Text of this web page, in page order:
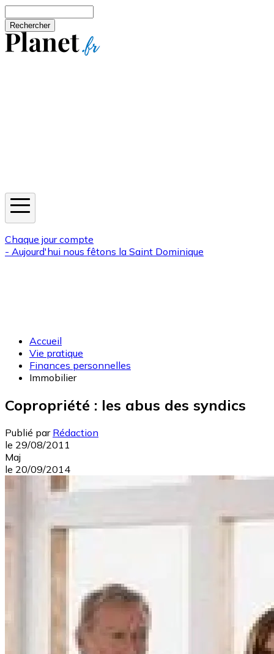
Chaque jour compte
- Aujourd'hui nous fêtons la Saint Dominique
Accueil
Vie pratique
Finances personnelles
Immobilier
Copropriété : les abus des syndics
Publié par Rédaction
le 29/08/2011
Maj
le 20/09/2014